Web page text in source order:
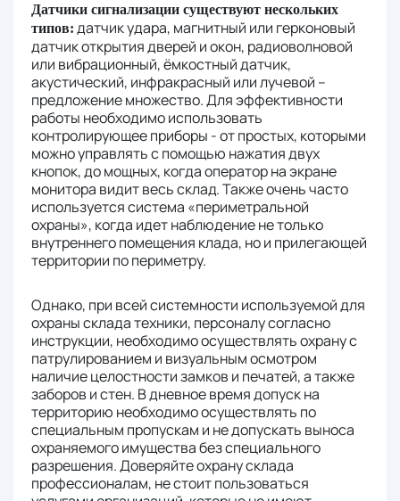
Датчики сигнализации существуют нескольких
типов: датчик удара, магнитный или герконовый
датчик открытия дверей и окон, радиоволновой
или вибрационный, ёмкостный датчик,
акустический, инфракрасный или лучевой –
предложение множество. Для эффективности
работы необходимо использовать
контролирующее приборы - от простых, которыми
можно управлять с помощью нажатия двух
кнопок, до мощных, когда оператор на экране
монитора видит весь склад. Также очень часто
используется система «периметральной
охраны», когда идет наблюдение не только
внутреннего помещения клада, но и прилегающей
территории по периметру.
Однако, при всей системности используемой для
охраны склада техники, персоналу согласно
инструкции, необходимо осуществлять охрану с
патрулированием и визуальным осмотром
наличие целостности замков и печатей, а также
заборов и стен. В дневное время допуск на
территорию необходимо осуществлять по
специальным пропускам и не допускать выноса
охраняемого имущества без специального
разрешения. Доверяйте охрану склада
профессионалам, не стоит пользоваться